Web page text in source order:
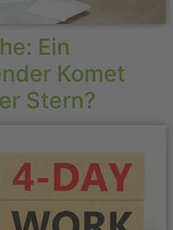
Ein
Komet
Stern?